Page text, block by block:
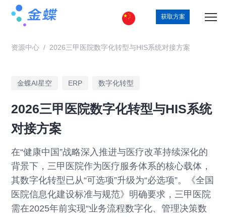
获取方案
资源中心 / 2026三甲医院数字化转型与HIS系统对接方案
金蝶AI星空 ERP 数字化转型
2026三甲医院数字化转型与HIS系统
对接方案
在“健康中国”战略深入推进与医疗改革持续深化的
背景下，三甲医院作为医疗服务体系的核心载体，
其数字化转型已从“可选项”升级为“必选项”。《全国
医院信息化建设标准与规范》明确要求，三甲医院
需在2025年前实现“业务流程数字化、管理决策数